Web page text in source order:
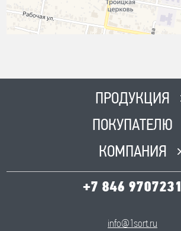
ПРОДУКЦИЯ
ПОКУПАТЕЛЮ
КОМПАНИЯ
+7 846 9707231
info@1sort.ru